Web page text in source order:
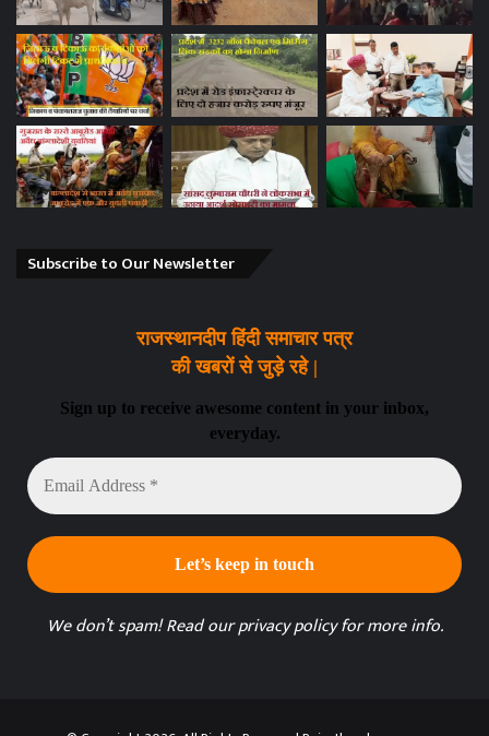
Subscribe to Our Newsletter
राजस्थानदीप हिंदी समाचार पत्र
की खबरों से जुड़े रहे |
Sign up to receive awesome content in your inbox,
everyday.
Email
Address
*
We don’t spam! Read ourprivacy policyfor more info.